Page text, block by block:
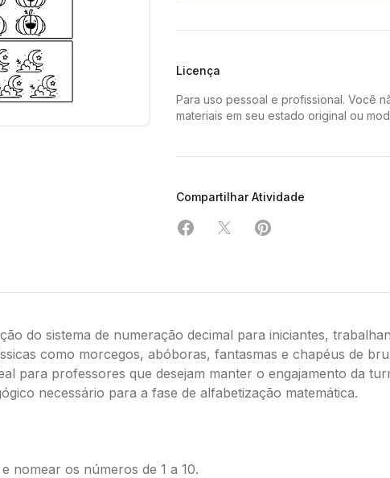
Licença
Para uso pessoal e profissional. Você
materiais em seu estado original ou
Compartilhar Atividade
Compartilhar em Facebook
Compartilhar em X
Compartilhar em
do sistema de numeração decimal para iniciantes,
como morcegos, abóboras, fantasmas e chapéus de
para professores que desejam manter o engajamento da
necessário para a fase de alfabetização matemática.
nomear os números de 1 a 10.